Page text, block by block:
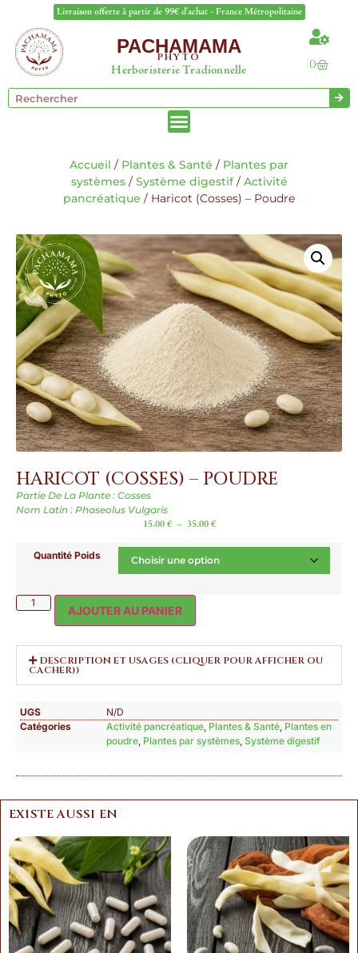
Livraison offerte à partir de 99€ d'achat - France Métropolitaine
PACHAMAMA
PHYTO
Herboristerie Tradionnelle 0
Accueil / Plantes & Santé / Plantes par
systèmes/ Système digestif/ Activité
pancréatique / Haricot (Cosses) – Poudre
HARICOT (COSSES) – POUDRE
Partie De La Plante : Cosses
Nom Latin : Phaseolus Vulgaris
15.00 € – 35.00 €
Quantité Poids
AJOUTER AU PANIER
DESCRIPTION ET USAGES (CLIQUER POUR AFFICHER OU
CACHER))
UGS
N/D
Catégories
Activité pancréatique, Plantes & Santé, Plantes en
poudre, Plantes par systèmes, Système digestif
EXISTE AUSSI EN